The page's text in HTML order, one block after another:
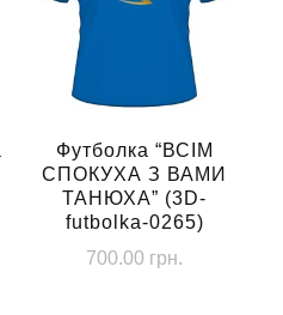
Футболка “ВСIМ
СПОКУХА З ВАМИ
ТАНЮХА” (3D-
futbolka-0265)
700.00 грн.